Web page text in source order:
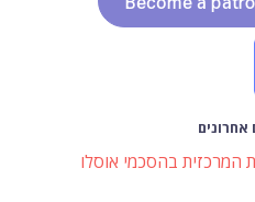
אחרונים
המרכזית בהסכמי אוסלו